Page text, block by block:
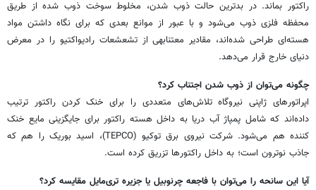
راکتور بماند. در بدترین حالت ذوب شدن، مخلوط سوخت ذوب شده از طریق
محفظه فلزی ذوب می‌شود و با عبور از موانع بعدی که برای نگاه داشتن مواد
هسته‌ای طراحی شده‌اند، مقادیر معتنابهی از تشعشعات رادیواکتیو را در معرض
دنیای خارج قرار می‌دهد.
چگونه می‌توان از ذوب شدن اجتناب کرد؟
اپراتورهای ژاپنی نیروگاه تلاش‌های متعددی را برای خنک کردن راکتور ترتیب
داده‌اند که شامل پمپاژ آب دریا به داخل هسته راکتور برای جایگزینی مایع خنک
کننده هم می‌شود. شرکت نیروی برق توکیو (TEPCO)، اسید بوریک را هم که
جاذب نوترون است؛ به داخل راکتورها تزریق کرده است.
آیا این سانحه را می‌توان با فاجعه چرنوبیل یا جزیره تری‌مایل مقایسه کرد؟